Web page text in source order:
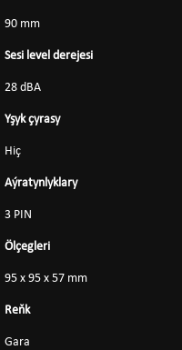
90 mm
Sesi level derejesi
28 dBA
Yşyk çyrasy
Hiç
Aýratynlyklary
3 PIN
Ölçegleri
95 x 95 x 57 mm
Reňk
Gara